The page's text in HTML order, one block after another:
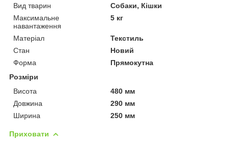
Вид тварин
Собаки, Кішки
Максимальне
навантаження
5 кг
Матеріал
Текстиль
Стан
Новий
Форма
Прямокутна
Розміри
Висота
480 мм
Довжина
290 мм
Ширина
250 мм
Приховати